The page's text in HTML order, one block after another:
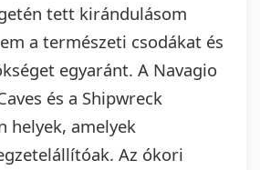
tett kirándulásom
a természeti csodákat és
egyaránt. A Navagio
és a Shipwreck
helyek, amelyek
Az ókori